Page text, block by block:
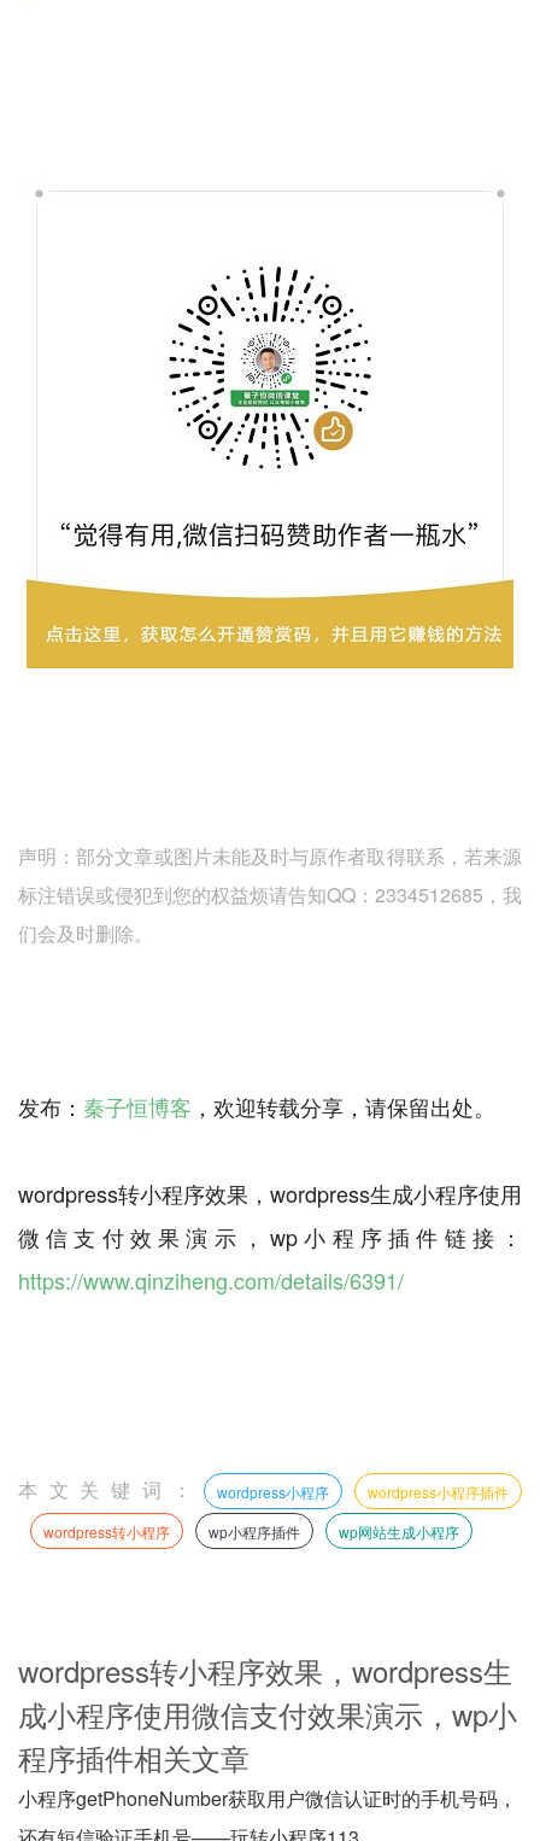
声明：部分文章或图片未能及时与原作者取得联系，若来源
标注错误或侵犯到您的权益烦请告知QQ：2334512685，我
们会及时删除。
发布： 秦子恒博客 ，欢迎转载分享，请保留出处。
wordpress转小程序效果，wordpress生成小程序使用
微信支付效果演示，wp小程序插件链接：
https://www.qinziheng.com/details/6391/
本文关键词： wordpress小程序
wordpress小程序插件
wordpress转小程序
wp小程序插件 wp网站生成小程序
wordpress转小程序效果，wordpress生
成小程序使用微信支付效果演示，wp小
程序插件相关文章
小程序getPhoneNumber获取用户微信认证时的手机号码，